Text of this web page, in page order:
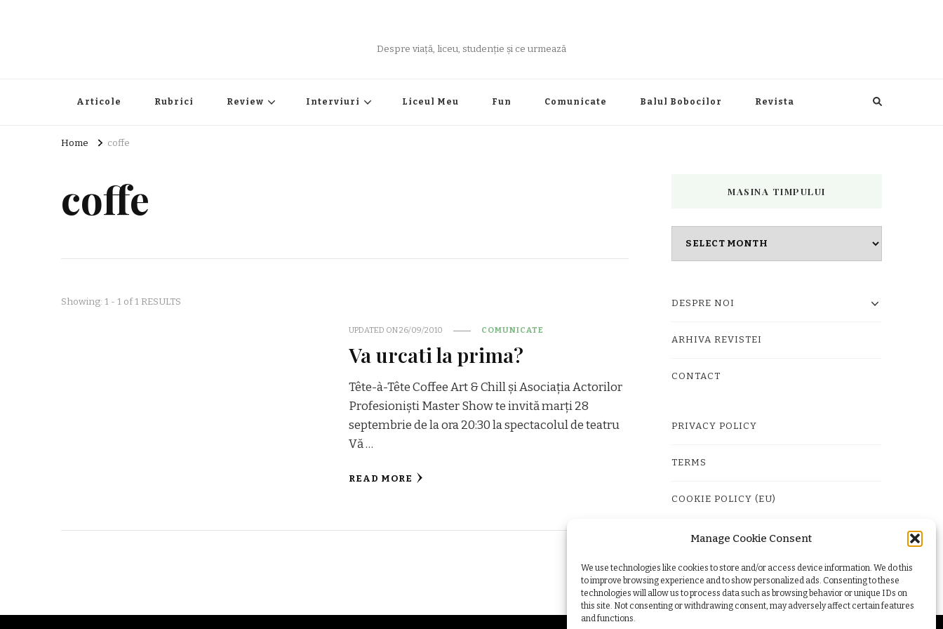
Manage Cookie Consent
We use technologies like cookies to store and/or access device information. We do this
to improve browsing experience and to show personalized ads. Consenting to these
technologies will allow us to process data such as browsing behavior or unique IDs on
this site. Not consenting or withdrawing consent, may adversely affect certain features
and functions.
Despre viață, liceu, studenție și ce urmează
Articole Rubrici Review Interviuri Liceul Meu Fun Comunicate Balul Bobocilor Revista
Home coffe
coffe
Showing: 1 - 1 of 1 RESULTS
UPDATED ON26/09/2010 COMUNICATE
Va urcati la prima?
Tête-à-Tête Coffee Art & Chill și Asociația Actorilor
Profesioniști Master Show te invită marți 28
septembrie de la ora 20:30 la spectacolul de teatru
Vă …
READ MORE
MASINA TIMPULUI
DESPRE NOI
ARHIVA REVISTEI
CONTACT
PRIVACY POLICY
TERMS
COOKIE POLICY (EU)